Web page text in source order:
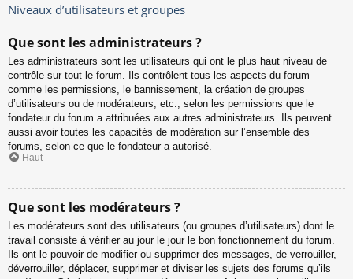
Niveaux d’utilisateurs et groupes
Que sont les administrateurs ?
Les administrateurs sont les utilisateurs qui ont le plus haut niveau de
contrôle sur tout le forum. Ils contrôlent tous les aspects du forum
comme les permissions, le bannissement, la création de groupes
d’utilisateurs ou de modérateurs, etc., selon les permissions que le
fondateur du forum a attribuées aux autres administrateurs. Ils peuvent
aussi avoir toutes les capacités de modération sur l’ensemble des
forums, selon ce que le fondateur a autorisé.
Haut
Que sont les modérateurs ?
Les modérateurs sont des utilisateurs (ou groupes d’utilisateurs) dont le
travail consiste à vérifier au jour le jour le bon fonctionnement du forum.
Ils ont le pouvoir de modifier ou supprimer des messages, de verrouiller,
déverrouiller, déplacer, supprimer et diviser les sujets des forums qu’ils